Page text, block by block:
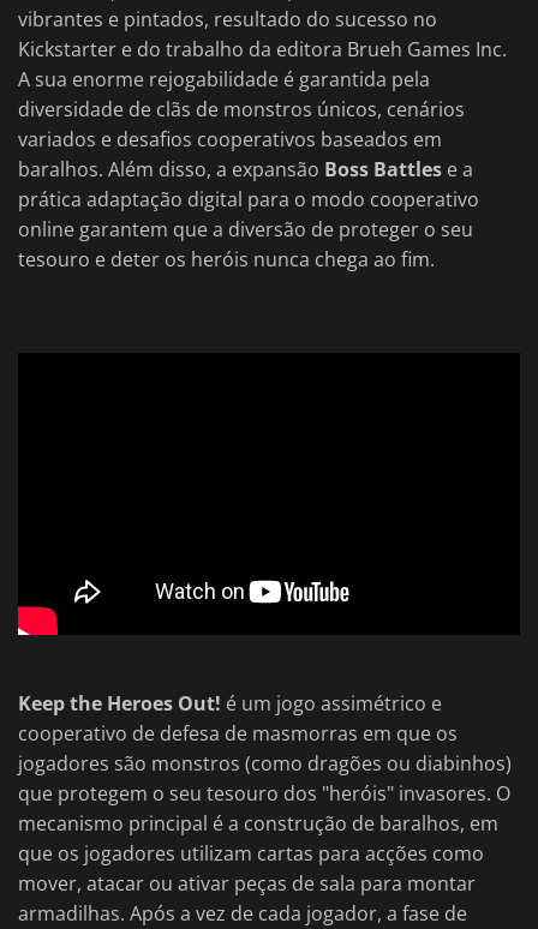
vibrantes e pintados, resultado do sucesso no
Kickstarter e do trabalho da editora Brueh Games Inc.
A sua enorme rejogabilidade é garantida pela
diversidade de clãs de monstros únicos, cenários
variados e desafios cooperativos baseados em
baralhos. Além disso, a expansão Boss Battles e a
prática adaptação digital para o modo cooperativo
online garantem que a diversão de proteger o seu
tesouro e deter os heróis nunca chega ao fim.
Keep the Heroes Out! é um jogo assimétrico e
cooperativo de defesa de masmorras em que os
jogadores são monstros (como dragões ou diabinhos)
que protegem o seu tesouro dos "heróis" invasores. O
mecanismo principal é a construção de baralhos, em
que os jogadores utilizam cartas para acções como
mover, atacar ou ativar peças de sala para montar
armadilhas. Após a vez de cada jogador, a fase de